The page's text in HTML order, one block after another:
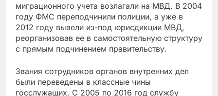
миграционного учета возлагали на МВД. В 2004
году ФМС переподчинили полиции, а уже в
2012 году вывели из-под юрисдикции МВД,
реорганизовав ее в самостоятельную структуру
с прямым подчинением правительству.
Звания сотрудников органов внутренних дел
были переведены в классные чины
госслужащих. С 2005 по 2016 год службу